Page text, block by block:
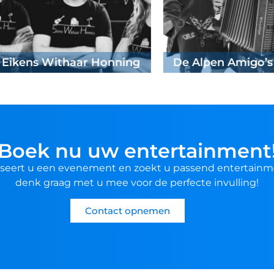
Boek nu uw
u een evenement en zoekt u passend
denk graag met u mee voor de perfecte invulling!
Contact opnemen